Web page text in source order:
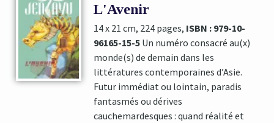
L'Avenir
14 x 21 cm, 224 pages, ISBN : 979-10-
96165-15-5Un numéro consacré au(x)
monde(s) de demain dans les
littératures contemporaines d’Asie.
Futur immédiat ou lointain, paradis
fantasmés ou dérives
cauchemardesques : quand réalité et